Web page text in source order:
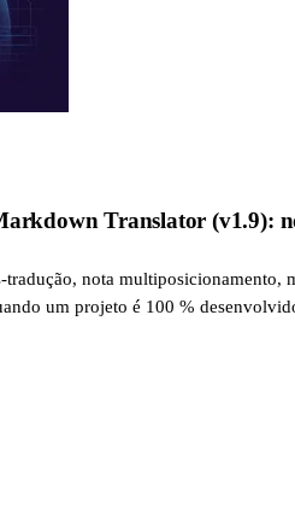
Translator (v1.9):
nota
um projeto é 100 %